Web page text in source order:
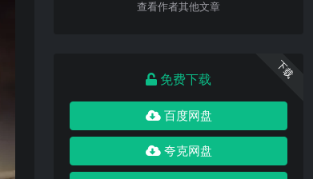
查看作者其他文章
下载
免费下载
百度网盘
夸克网盘